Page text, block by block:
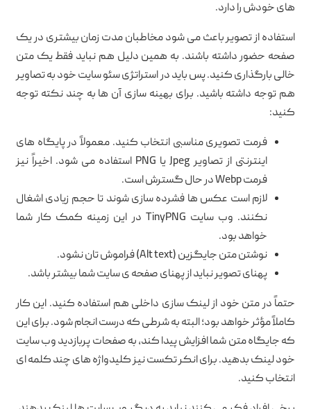
های خودش را دارد.
استفاده از تصویر باعث می شود مخاطبان مدت زمان بیشتری در یک
صفحه حضور داشته باشند. به همین دلیل هم نباید فقط یک متن
خالی بارگذاری کنید. پس باید در استراتژی سئو سایت خود به تصاویر
هم توجه داشته باشید. برای بهینه سازی آن ها به چند نکته توجه
کنید:
فرمت تصویری مناسبی انتخاب کنید. معمولاً در پایگاه های
اینترنتی از تصاویر Jpeg یا PNG استفاده می شود. اخیراً نیز
فرمت Webp در حال گسترش است.
لازم است عکس ها فشرده سازی شوند تا حجم زیادی اشغال
نکنند. وب سایت TinyPNG در این زمینه کمک کار شما
خواهد بود.
نوشتن متن جایگزین (Alt text) فراموش تان نشود.
پهنای تصویر نباید از پهنای صفحه ی سایت شما بیشتر باشد.
حتماً در متن خود از لینک سازی داخلی هم استفاده کنید. این کار
کاملاً مؤثر خواهد بود؛ البته به شرطی که درست انجام شود. برای این
که جایگاه متن شما افزایش پیدا کند، به صفحات پربازدید وب سایت
خود لینک بدهید. برای انکر تکست نیز کلیدواژه های چند کلمه ای
انتخاب کنید.